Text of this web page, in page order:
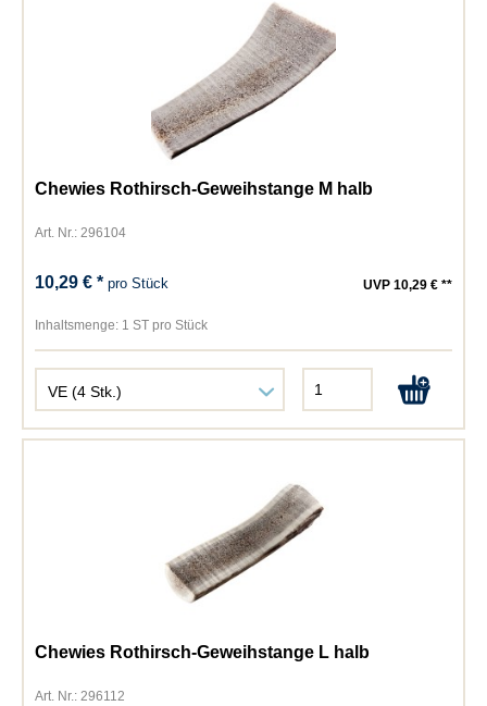
Chewies Rothirsch-Geweihstange M halb
Art. Nr.: 296104
10,29 € *pro Stück UVP 10,29 € **
Inhaltsmenge: 1 ST pro Stück
Chewies Rothirsch-Geweihstange L halb
Art. Nr.: 296112